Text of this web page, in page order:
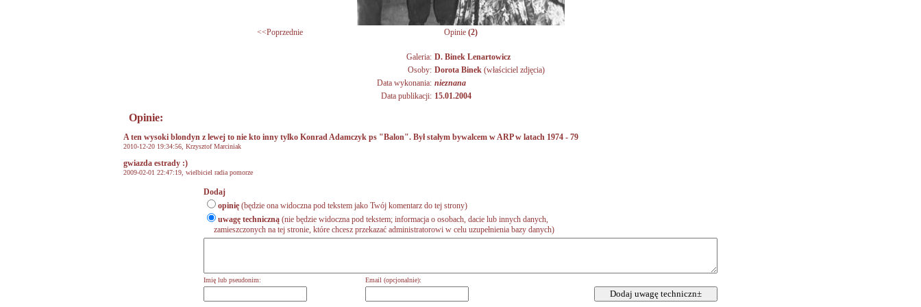
<<Poprzednie Opinie(2)
Galeria: D. Binek Lenartowicz
Osoby: Dorota Binek (właściciel zdjęcia)
Data wykonania: nieznana
Data publikacji: 15.01.2004
Opinie:
A ten wysoki blondyn z lewej to nie kto inny tylko Konrad Adamczyk ps "Balon". Był stałym bywalcem w ARP w latach 1974 - 79
2010-12-20 19:34:56, Krzysztof Marciniak
gwiazda estrady :)
2009-02-01 22:47:19, wielbiciel radia pomorze
Dodaj
opinię (będzie ona widoczna pod tekstem jako Twój komentarz do tej strony)
uwagę techniczną (nie będzie widoczna pod tekstem; informacja o osobach, dacie lub innych danych,
zamieszczonych na tej stronie, które chcesz przekazać administratorowi w celu uzupełnienia bazy danych)
Imię lub pseudonim: Email (opcjonalnie):